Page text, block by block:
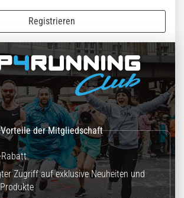
Registrieren
Rabatt
Zugriff auf exklusive Neuheiten und